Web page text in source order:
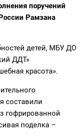
поручений
Рамзана
детей, МБУ ДО
ДДТ»
красота».
составили
гофрированной
поделка –